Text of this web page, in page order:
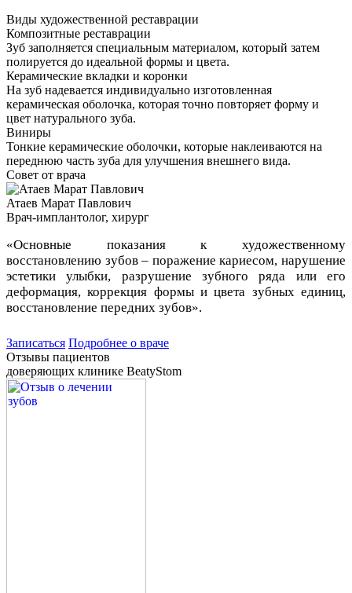
Виды художественной реставрации
Композитные реставрации
Зуб заполняется специальным материалом, который затем
полируется до идеальной формы и цвета.
Керамические вкладки и коронки
На зуб надевается индивидуально изготовленная
керамическая оболочка, которая точно повторяет форму и
цвет натурального зуба.
Виниры
Тонкие керамические оболочки, которые наклеиваются на
переднюю часть зуба для улучшения внешнего вида.
Совет от врача
Атаев Марат Павлович
Врач-имплантолог, хирург
«‎Основные показания к художественному
восстановлению зубов – поражение кариесом, нарушение
эстетики улыбки, разрушение зубного ряда или его
деформация, коррекция формы и цвета зубных единиц,
восстановление передних зубов».
Записаться Подробнее о враче
Отзывы пациентов
доверяющих клинике BeatyStom